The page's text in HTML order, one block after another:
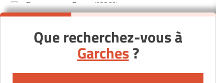
Fontenay-aux-Roses (92260)
Gennevilliers (92230)
La Garenne-Colombes (92250)
Neuilly-sur-Seine (92200)
Puteaux (92800)
Rueil-Malmaison (92500)
Que recherchez-vous à
Garches?